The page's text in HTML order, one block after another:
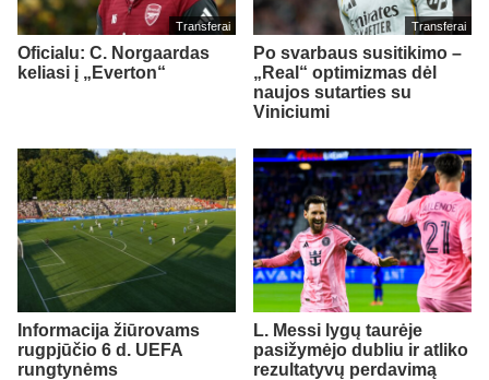
Transferai
Oficialu: C. Norgaardas
keliasi į „Everton“
Transferai
Po svarbaus susitikimo –
„Real“ optimizmas dėl
naujos sutarties su
Viniciumi
Informacija žiūrovams
rugpjūčio 6 d. UEFA
rungtynėms
L. Messi lygų taurėje
pasižymėjo dubliu ir atliko
rezultatyvų perdavimą